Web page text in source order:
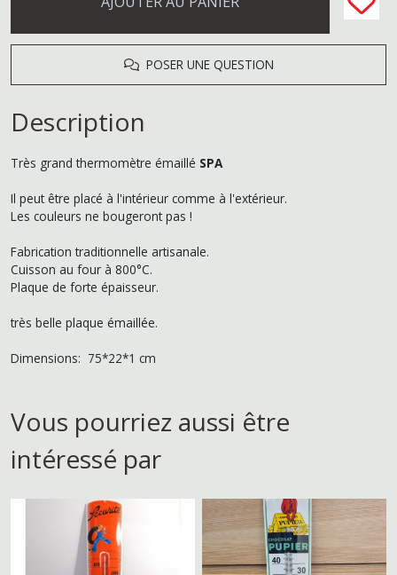
POSER UNE QUESTION
Description
Très grand thermomètre émaillé SPA
Il peut être placé à l'intérieur comme à l'extérieur.
Les couleurs ne bougeront pas !
Fabrication traditionnelle artisanale.
Cuisson au four à 800°C.
Plaque de forte épaisseur.
très belle plaque émaillée.
Dimensions: 75*22*1 cm
Vous pourriez aussi être
intéressé par